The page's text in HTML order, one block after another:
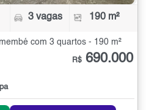
3 vagas 190 m²
com 3 quartos - 190 m²
R$ 690.000